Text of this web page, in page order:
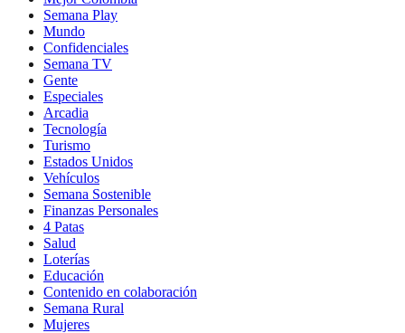
Semana Play
Mundo
Confidenciales
Semana TV
Gente
Especiales
Arcadia
Tecnología
Turismo
Estados Unidos
Vehículos
Semana Sostenible
Finanzas Personales
4 Patas
Salud
Loterías
Educación
Contenido en colaboración
Semana Rural
Mujeres